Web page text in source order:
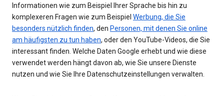
Informationen wie zum Beispiel Ihrer Sprache bis hin zu
komplexeren Fragen wie zum Beispiel Werbung, die Sie
besonders nützlich finden, den Personen, mit denen Sie online
am häufigsten zu tun haben, oder den YouTube-Videos, die Sie
interessant finden. Welche Daten Google erhebt und wie diese
verwendet werden hängt davon ab, wie Sie unsere Dienste
nutzen und wie Sie Ihre Datenschutzeinstellungen verwalten.